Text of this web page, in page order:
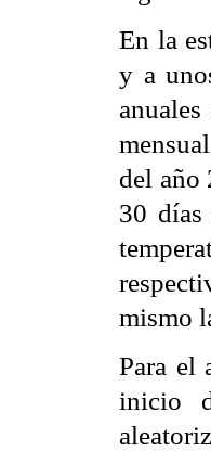
En la
y a
del año
30
mismo
Para el
inicio